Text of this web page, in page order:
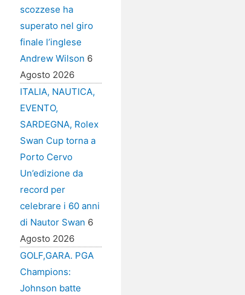
scozzese ha
superato nel giro
finale l’inglese
Andrew Wilson 6
Agosto 2026
ITALIA, NAUTICA,
EVENTO,
SARDEGNA, Rolex
Swan Cup torna a
Porto Cervo
Un’edizione da
record per
celebrare i 60 anni
di Nautor Swan 6
Agosto 2026
GOLF,GARA. PGA
Champions:
Johnson batte